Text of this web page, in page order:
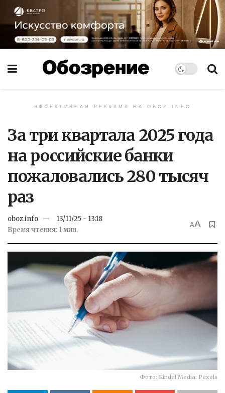
ЭФФЕКТИВНАЯ РЕКЛАМА НА OBOZ.INFO
За три квартала 2025 года
на российские банки
пожаловались 280 тысяч
раз
oboz.info
13/11/25 - 13:18
Время чтения: 1 мин.
AA
Фото: Kindel Media: Pexels